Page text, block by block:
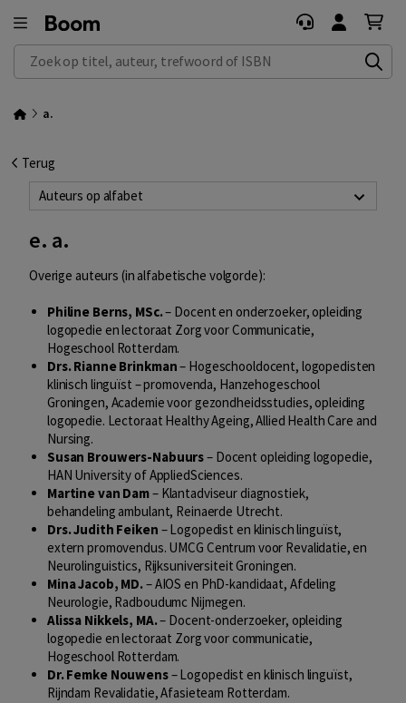
Zoek op titel, auteur, trefwoord of ISBN
a.
Terug
Auteurs op alfabet
e. a.
Overige auteurs (in alfabetische volgorde):
Philine Berns, MSc.– Docent en onderzoeker, opleiding
logopedie en lectoraat Zorg voor Communicatie,
Hogeschool Rotterdam.
Drs. Rianne Brinkman– Hogeschooldocent, logopedisten
klinisch linguïst – promovenda, Hanzehogeschool
Groningen, Academie voor gezondheidsstudies, opleiding
logopedie. Lectoraat Healthy Ageing, Allied Health Care and
Nursing.
Susan Brouwers-Nabuurs– Docent opleiding logopedie,
HAN University of AppliedSciences.
Martine van Dam– Klantadviseur diagnostiek,
behandeling ambulant, Reinaerde Utrecht.
Drs. Judith Feiken – Logopedist en klinisch linguïst,
extern promovendus. UMCG Centrum voor Revalidatie, en
Neurolinguistics, Rijksuniversiteit Groningen.
Mina Jacob, MD.– AIOS en PhD-kandidaat, Afdeling
Neurologie, Radboudumc Nijmegen.
Alissa Nikkels, MA.– Docent-onderzoeker, opleiding
logopedie en lectoraat Zorg voor communicatie,
Hogeschool Rotterdam.
Dr. Femke Nouwens– Logopedist en klinisch linguïst,
Rijndam Revalidatie, Afasieteam Rotterdam.